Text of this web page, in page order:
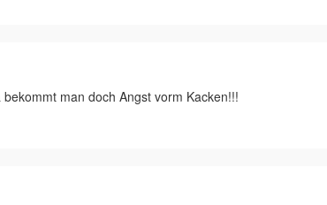
bekommt man doch Angst vorm Kacken!!!